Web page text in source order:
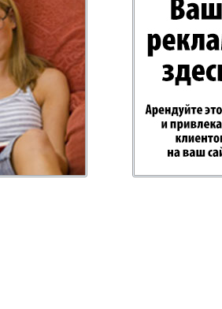
RusHaus
Tat Svet/Lana